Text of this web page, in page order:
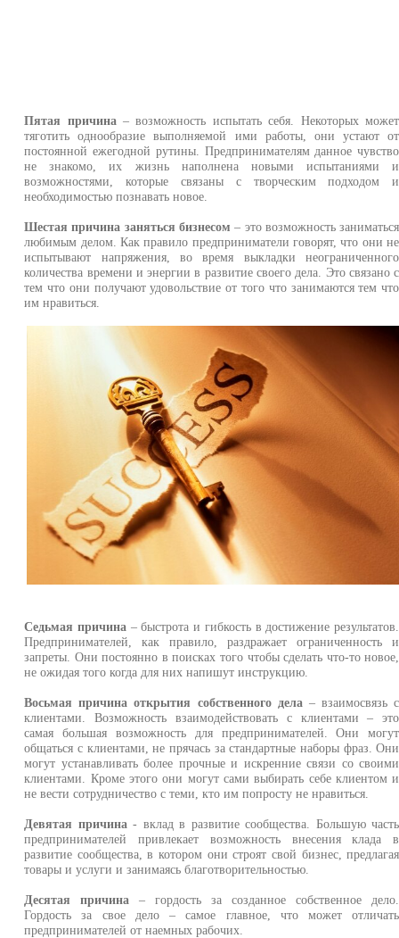
Пятая причина – возможность испытать себя. Некоторых может
тяготить однообразие выполняемой ими работы, они устают от
постоянной ежегодной рутины. Предпринимателям данное чувство
не знакомо, их жизнь наполнена новыми испытаниями и
возможностями, которые связаны с творческим подходом и
необходимостью познавать новое.
Шестая причина заняться бизнесом – это возможность заниматься
любимым делом. Как правило предприниматели говорят, что они не
испытывают напряжения, во время выкладки неограниченного
количества времени и энергии в развитие своего дела. Это связано с
тем что они получают удовольствие от того что занимаются тем что
им нравиться.
Седьмая причина – быстрота и гибкость в достижение результатов.
Предпринимателей, как правило, раздражает ограниченность и
запреты. Они постоянно в поисках того чтобы сделать что-то новое,
не ожидая того когда для них напишут инструкцию.
Восьмая причина открытия собственного дела – взаимосвязь с
клиентами. Возможность взаимодействовать с клиентами – это
самая большая возможность для предпринимателей. Они могут
общаться с клиентами, не прячась за стандартные наборы фраз. Они
могут устанавливать более прочные и искренние связи со своими
клиентами. Кроме этого они могут сами выбирать себе клиентом и
не вести сотрудничество с теми, кто им попросту не нравиться.
Девятая причина - вклад в развитие сообщества. Большую часть
предпринимателей привлекает возможность внесения клада в
развитие сообщества, в котором они строят свой бизнес, предлагая
товары и услуги и занимаясь благотворительностью.
Десятая причина – гордость за созданное собственное дело.
Гордость за свое дело – самое главное, что может отличать
предпринимателей от наемных рабочих.